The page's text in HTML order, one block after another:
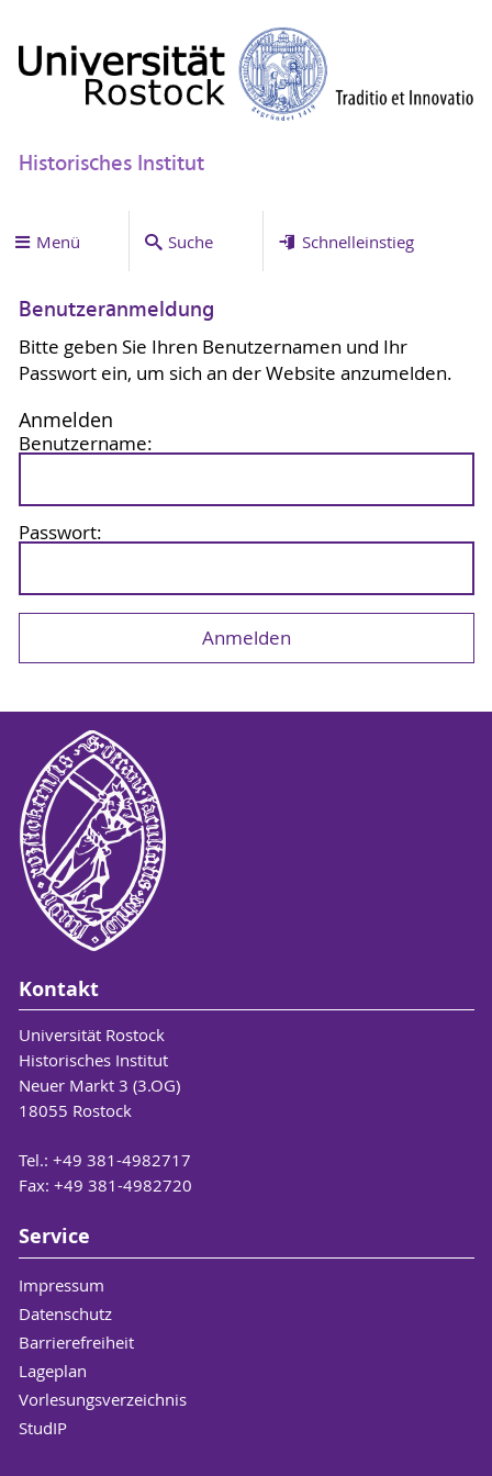
Historisches Institut
Menü Suche Schnelleinstieg
Benutzeranmeldung
Bitte geben Sie Ihren Benutzernamen und Ihr
Passwort ein, um sich an der Website anzumelden.
Anmelden
Benutzername:
Passwort:
Kontakt
Universität Rostock
Historisches Institut
Neuer Markt 3 (3.OG)
18055 Rostock
Tel.: +49 381-4982717
Fax: +49 381-4982720
Service
Impressum
Datenschutz
Barrierefreiheit
Lageplan
Vorlesungsverzeichnis
StudIP